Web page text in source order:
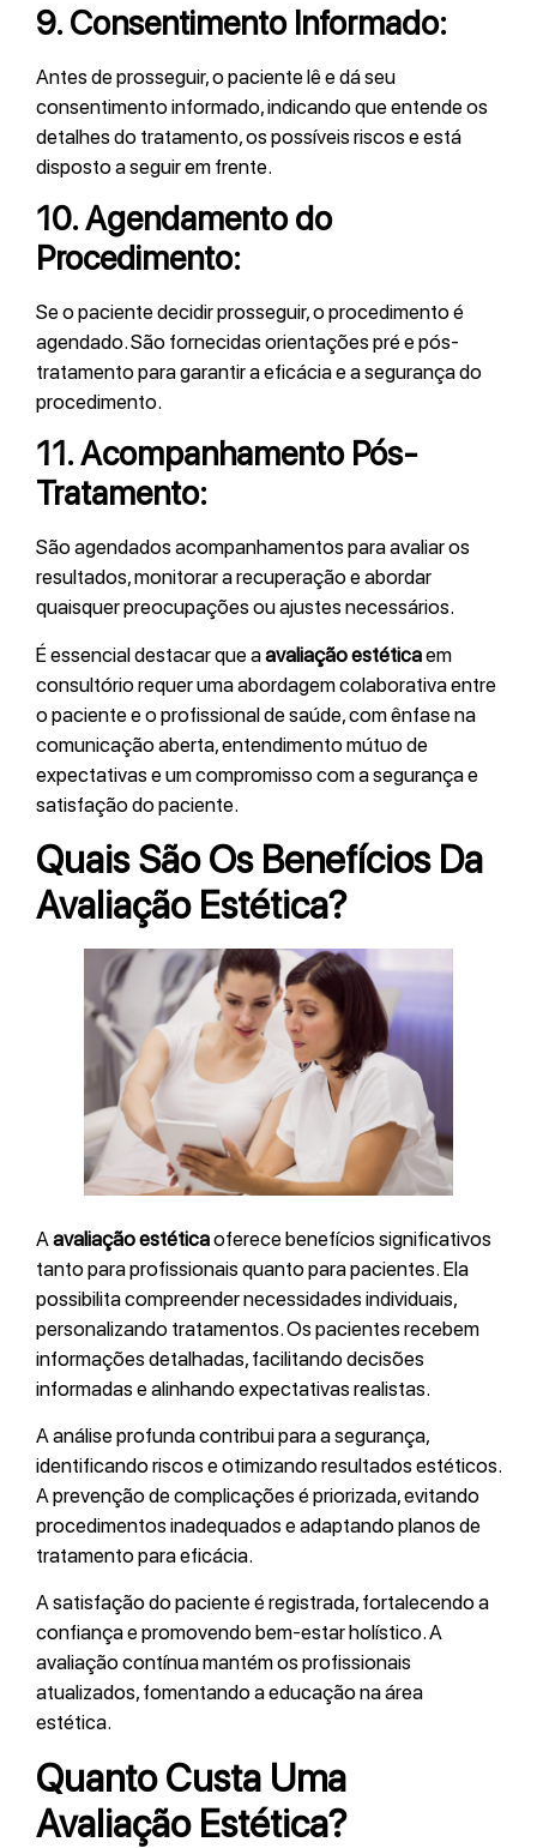
9. Consentimento Informado:
Antes de prosseguir, o paciente lê e dá seu
consentimento informado, indicando que entende os
detalhes do tratamento, os possíveis riscos e está
disposto a seguir em frente.
10.Agendamento do
Procedimento:
Se o paciente decidir prosseguir, o procedimento é
agendado. São fornecidas orientações pré e pós-
tratamento para garantir a eficácia e a segurança do
procedimento.
11.Acompanhamento Pós-
Tratamento:
São agendados acompanhamentos para avaliar os
resultados, monitorar a recuperação e abordar
quaisquer preocupações ou ajustes necessários.
É essencial destacar que aavaliação estéticaem
consultório requer uma abordagem colaborativa entre
o paciente e o profissional de saúde, com ênfase na
comunicação aberta, entendimento mútuo de
expectativas e um compromisso com a segurança e
satisfação do paciente.
Quais São Os Benefícios Da
Avaliação Estética?
A avaliação estéticaoferece benefícios significativos
tanto para profissionais quanto para pacientes. Ela
possibilita compreender necessidades individuais,
personalizando tratamentos. Os pacientes recebem
informações detalhadas, facilitando decisões
informadas e alinhando expectativas realistas.
A análise profunda contribui para a segurança,
identificando riscos e otimizando resultados estéticos.
A prevenção de complicações é priorizada, evitando
procedimentos inadequados e adaptando planos de
tratamento para eficácia.
A satisfação do paciente é registrada, fortalecendo a
confiança e promovendo bem-estar holístico. A
avaliação contínua mantém os profissionais
atualizados, fomentando a educação na área
estética.
Quanto Custa Uma
Avaliação Estética?